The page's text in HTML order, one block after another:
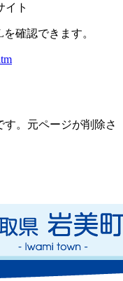
イト
確認できます。
。元ページが削除さ